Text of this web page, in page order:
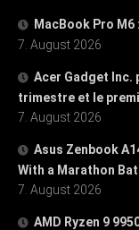
MacBook Pro
7. August 2026
Acer Gadget Inc.
trimestre et le
7. August 2026
Asus Zenbook
With a Marathon
7. August 2026
AMD Ryzen 9